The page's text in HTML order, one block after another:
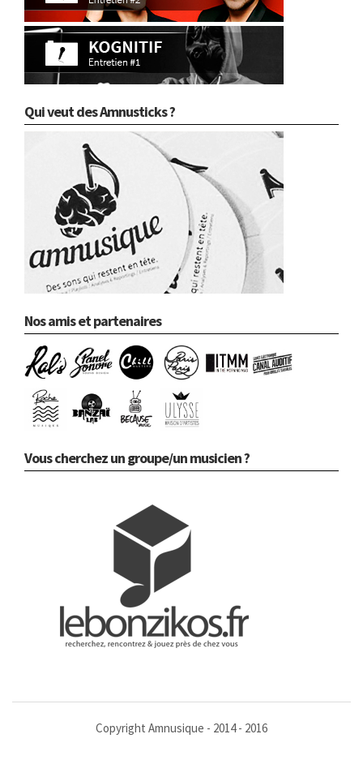
Qui veut des Amnusticks ?
Nos amis et partenaires
Vous cherchez un groupe/un musicien ?
Copyright Amnusique - 2014 - 2016